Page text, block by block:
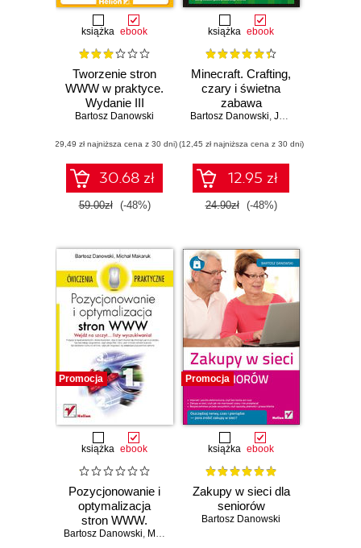
książka ebook
Tworzenie stron
WWW w praktyce.
Wydanie III
Bartosz Danowski
(29,49 zł najniższa cena z 30 dni)
30.68 zł
59.00zł (-48%)
książka ebook
Minecraft. Crafting,
czary i świetna
zabawa
Bartosz Danowski, Jakub Danowski
(12,45 zł najniższa cena z 30 dni)
12.95 zł
24.90zł (-48%)
Promocja
książka ebook
Pozycjonowanie i
optymalizacja
stron WWW.
Wydanie II.
Bartosz Danowski, Michał Makaruk
Promocja
książka ebook
Zakupy w sieci dla
seniorów
Bartosz Danowski